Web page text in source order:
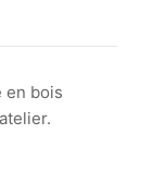
en bois